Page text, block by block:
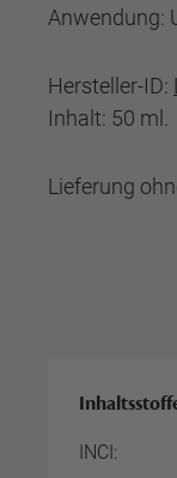
Anwendung:
Hersteller-ID:
Inhalt: 50 ml.
Lieferung
INCI: